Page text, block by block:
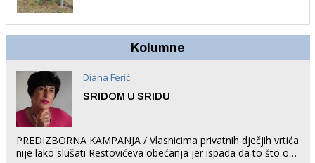
Kolumne
Diana Ferić
SRIDOM U SRIDU
PREDIZBORNA KAMPANJA / Vlasnicima privatnih dječjih vrtića
nije lako slušati Restovićeva obećanja jer ispada da to što oni